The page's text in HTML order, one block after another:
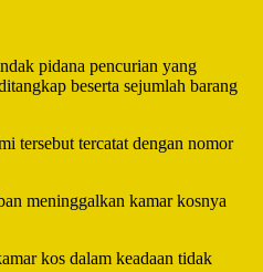
pidana pencurian yang
beserta sejumlah barang
tersebut tercatat dengan nomor
meninggalkan kamar kosnya
kos dalam keadaan tidak